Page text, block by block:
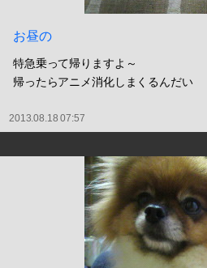
お昼の
特急乗って帰りますよ～
帰ったらアニメ消化しまくるんだい
2013.08.18 07:57